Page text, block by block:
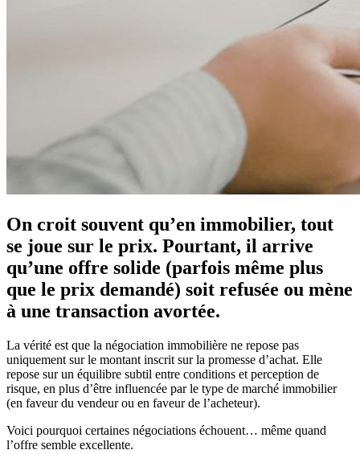
On croit souvent qu’en immobilier, tout
se joue sur le prix. Pourtant, il arrive
qu’une offre solide (parfois même plus
que le prix demandé) soit refusée ou mène
à une transaction avortée.
La vérité est que la négociation immobilière ne repose pas
uniquement sur le montant inscrit sur la promesse d’achat. Elle
repose sur un équilibre subtil entre conditions et perception de
risque, en plus d’être influencée par le type de marché immobilier
(en faveur du vendeur ou en faveur de l’acheteur).
Voici pourquoi certaines négociations échouent… même quand
l’offre semble excellente.